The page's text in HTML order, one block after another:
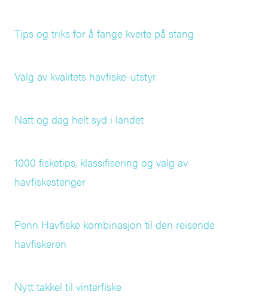
Tips og triks for å fange kveite på stang
Valg av kvalitets havfiske-utstyr
Natt og dag helt syd i landet
1000 fisketips, klassifisering og valg av
havfiskestenger
Penn Havfiske kombinasjon til den reisende
havfiskeren
Nytt takkel til vinterfiske